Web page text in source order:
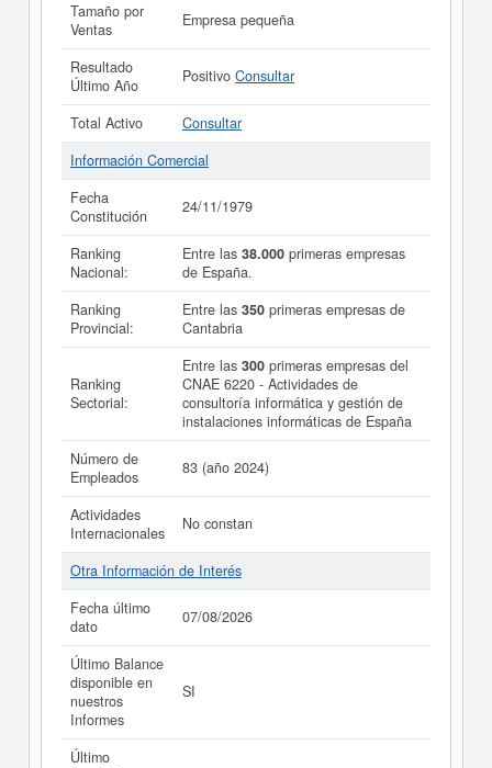
Tamaño por
Ventas
Empresa pequeña
Resultado
Último Año
Positivo Consultar
Total Activo
Consultar
Información Comercial
Fecha
Constitución
24/11/1979
Ranking
Nacional:
Entre las 38.000 primeras empresas
de España.
Ranking
Provincial:
Entre las 350 primeras empresas de
Cantabria
Ranking
Sectorial:
Entre las 300 primeras empresas del
CNAE 6220 - Actividades de
consultoría informática y gestión de
instalaciones informáticas de España
Número de
Empleados
83 (año 2024)
Actividades
Internacionales
No constan
Otra Información de Interés
Fecha último
dato
07/08/2026
Último Balance
disponible en
nuestros
Informes
SI
Último